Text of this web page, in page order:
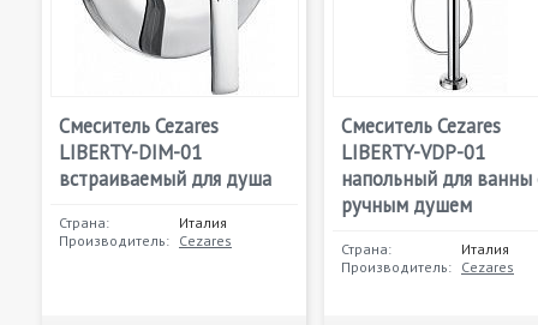
Смеситель Cezares
LIBERTY-DIM-01
встраиваемый для душа
Страна:
Италия
Производитель: Cezares
Смеситель Cezares
LIBERTY-VDP-01
напольный для ванны
ручным душем
Страна:
Италия
Производитель: Cezares